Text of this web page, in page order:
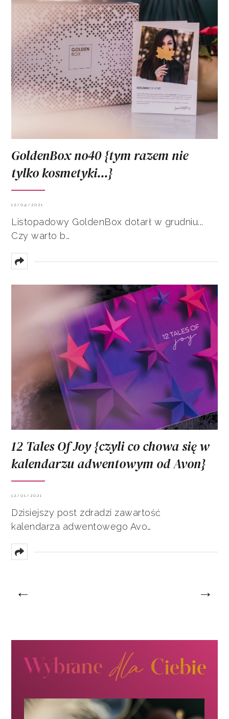
GoldenBox no40 {tym razem nie
tylko kosmetyki...}
12/04/2021
Listopadowy GoldenBox dotarł w grudniu...
Czy warto b…
12 Tales Of Joy {czyli co chowa się w
kalendarzu adwentowym od Avon}
12/01/2021
Dzisiejszy post zdradzi zawartość
kalendarza adwentowego Avo…
← →